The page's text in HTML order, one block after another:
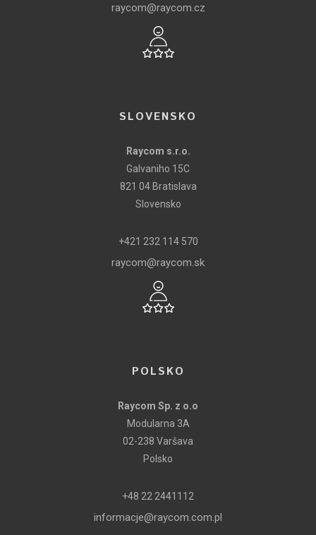
raycom@raycom.cz
SLOVENSKO
Raycom s.r.o.
Galvaniho 15C
821 04 Bratislava
Slovensko
+421 232 114 570
raycom@raycom.sk
POLSKO
Raycom Sp. z o.o
Modularna 3A
02-238 Varšava
Polsko
+48 22 2441112
informacje@raycom.com.pl